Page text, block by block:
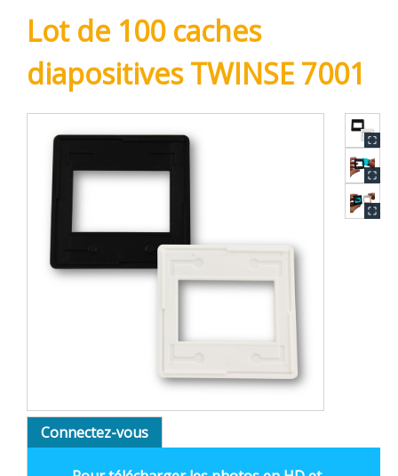
Lot de 100 caches
diapositives TWINSE 7001
Connectez-vous